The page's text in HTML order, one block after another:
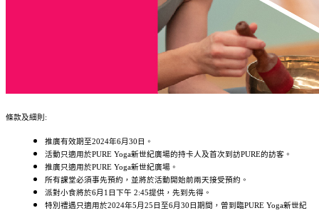
條款及細則:
推廣有效期至2024年6月30日。
活動只適用於PURE Yoga新世紀廣場的持卡人及首次到訪PURE的訪客。
推廣只適用於PURE Yoga新世紀廣場。
所有課堂必須事先預約，並將於活動開始前兩天接受預約。
派對小食將於6月1日下午 2:45提供，先到先得。
特別禮遇只適用於2024年5月25日至6月30日期間，曾到臨PURE Yoga新世紀